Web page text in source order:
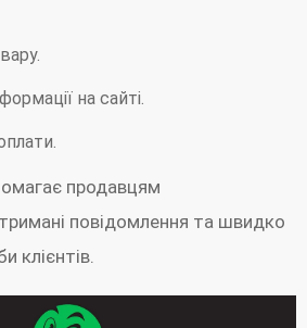
на сайті.
продавцям
повідомлення та швидко
клієнтів.